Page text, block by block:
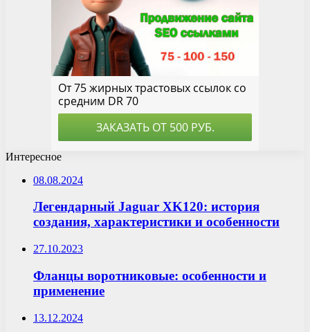
Интересное
08.08.2024
Легендарный Jaguar XK120: история
создания, характеристики и особенности
27.10.2023
Фланцы воротниковые: особенности и
применение
13.12.2024